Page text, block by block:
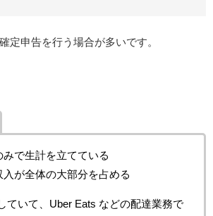
定申告を行う場合が多いです。
みで生計を立てている
入が全体の大部分を占める
ていて、Uber Eats などの配達業務で